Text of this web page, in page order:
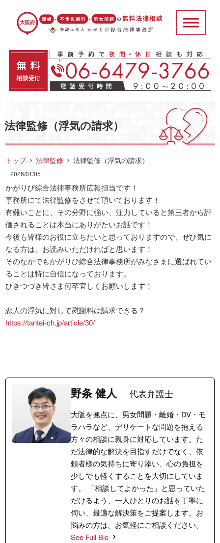
法律監修（浮気の請求）
トップ 法律監修 法律監修（浮気の請求）
2026/01/05
かがりび綜合法律事務所広報担当です！
事務所にて法律監修をさせて頂いております！
有難いことに、その分野に強い、注力していると第三者から評
価されることは本当にありがたいお話です！
今後も皆様のお役に立ちたいと思っておりますので、ぜひ気に
なる方は、お読みいただければと思います！
そのなかでもかがりび綜合法律事務所がみなさまに選ばれてい
ることは特に自信になっております。
ひきつづき皆さま何卒宜しくお願いします！
https://tantei-ch.jp/article/30/
野条 健人 代表弁護士
大阪を拠点に、男女問題・離婚・DV・モ
ラハラなど、デリケートな問題を抱える
方々の相談に親身に対応しています。た
だ法律的な解決を目指すだけでなく、依
頼者様の気持ちに寄り添い、心の負担を
少しでも軽くすることを大切にしていま
す。 「相談してよかった」と思っていた
だけるよう、一人ひとりのお話を丁寧に
伺い、最適な解決策をご提案します。お
悩みの方は、お気軽にご相談ください。
See Full Bio